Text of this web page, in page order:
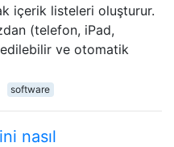
içerik listeleri oluşturur.
(telefon, iPad,
ve otomatik
software
nasıl